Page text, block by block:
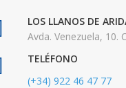
LOS LLANOS DE
Avda. Venezuela, 10.
TELÉFONO
(+34) 922 46 47 77